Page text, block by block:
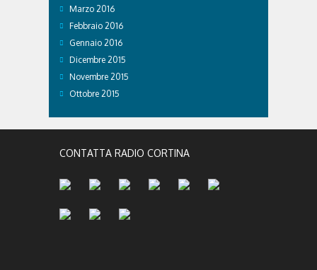
Marzo 2016
Febbraio 2016
Gennaio 2016
Dicembre 2015
Novembre 2015
Ottobre 2015
CONTATTA RADIO CORTINA